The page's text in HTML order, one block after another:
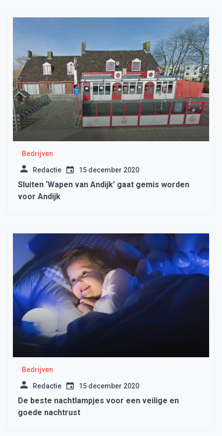
Bedrijven
Redactie 15 december 2020
Sluiten ‘Wapen van Andijk’ gaat gemis worden
voor Andijk
Bedrijven
Redactie 15 december 2020
De beste nachtlampjes voor een veilige en
goede nachtrust